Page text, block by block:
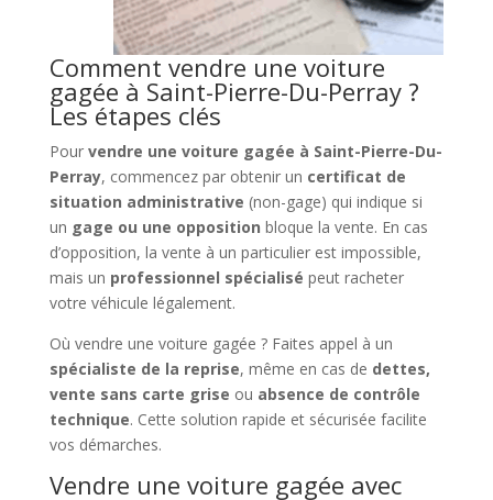
Comment vendre une voiture
gagée à Saint-Pierre-Du-Perray ?
Les étapes clés
Pour vendre une voiture gagée à Saint-Pierre-Du-
Perray, commencez par obtenir un certificat de
situation administrative (non-gage) qui indique si
un gage ou une opposition bloque la vente. En cas
d’opposition, la vente à un particulier est impossible,
mais un professionnel spécialisé peut racheter
votre véhicule légalement.
Où vendre une voiture gagée ? Faites appel à un
spécialiste de la reprise, même en cas de dettes,
vente sans carte grise ou absence de contrôle
technique. Cette solution rapide et sécurisée facilite
vos démarches.
Vendre une voiture gagée avec